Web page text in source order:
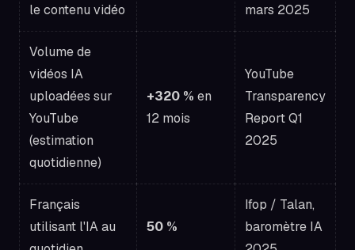
le contenu vidéo
mars 2025
Volume de
vidéos IA
uploadées sur
YouTube
(estimation
quotidienne)
+320 % en
12 mois
YouTube
Transparency
Report Q1
2025
Français
utilisant l'IA au
50 %
Ifop / Talan,
baromètre IA